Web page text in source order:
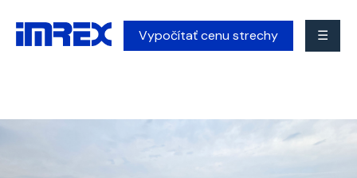
Vypočítať cenu strechy ☰